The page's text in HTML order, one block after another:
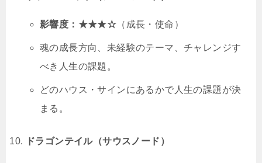
影響度：★★★☆ （成長・使命）
魂の成長方向、未経験のテーマ、チャレンジす
べき人生の課題。
どのハウス・サインにあるかで人生の課題が決
まる。
ドラゴンテイル（サウスノード）